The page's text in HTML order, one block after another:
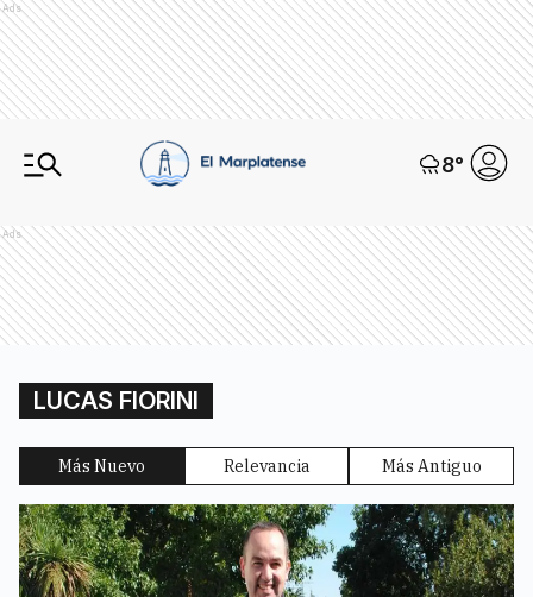
Ads
8°
Ads
LUCAS FIORINI
Más Nuevo Relevancia Más Antiguo